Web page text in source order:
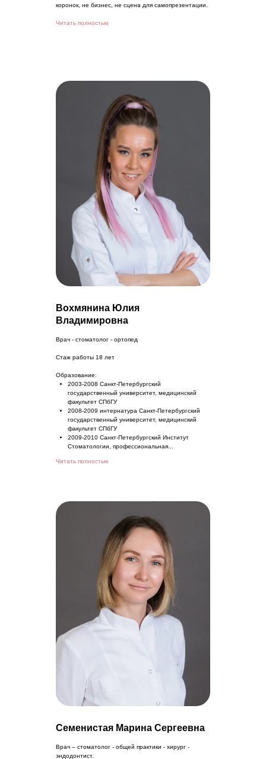
коронок, не бизнес, не сцена для самопрезентации.
Читать полностью
Вохмянина Юлия
Владимировна
Врач - стоматолог - ортопед
Стаж работы 18 лет
Образование:
2003-2008 Санкт-Петербургский
государственный университет, медицинский
факультет СПбГУ
2008-2009 интернатура Санкт-Петербургский
государственный университет, медицинский
факультет СПбГУ
2009-2010 Санкт-Петербургский Институт
Стоматологии, профессиональная...
Читать полностью
Семенистая Марина Сергеевна
Врач – стоматолог - общей практики - хирург -
эндодонтист.